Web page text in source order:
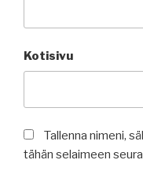
Kotisivu
Tallenna nimeni,
tähän selaimeen